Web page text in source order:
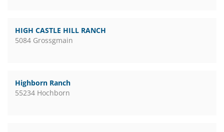
HIGH CASTLE HILL RANCH
5084 Grossgmain
Highborn Ranch
55234 Hochborn